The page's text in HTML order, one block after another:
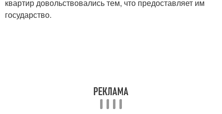
квартир довольствовались тем, что предоставляет им
государство.